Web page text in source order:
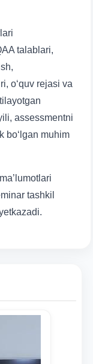
talablari,
o‘quv rejasi va
assessmentni
bo‘lgan muhim
tashkil